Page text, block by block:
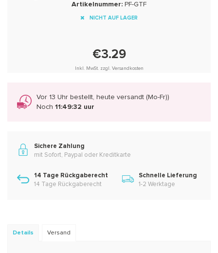
Artikelnummer: PF-GTF
NICHT AUF LAGER
€3.29
Inkl. MwSt. zzgl. Versandkosten
Vor 13 Uhr bestellt, heute versandt (Mo-Fr))
Noch 11:49:31 uur
Sichere Zahlung
mit Sofort, Paypal oder Kreditkarte
14 Tage Rückgaberecht
14 Tage Rückgaberecht
Schnelle Lieferung
1-2 Werktage
Details Versand